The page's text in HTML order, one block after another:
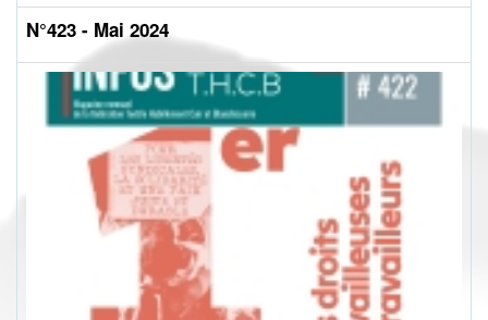
N°423 - Mai 2024